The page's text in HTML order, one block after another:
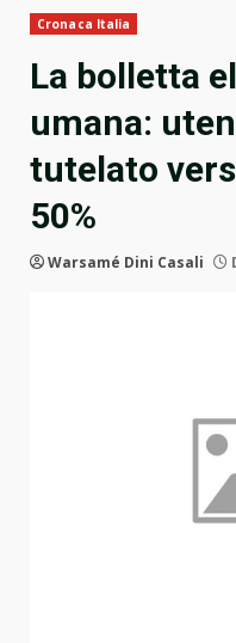
Cronaca Italia
La bolletta
umana:
tutelato
50%
Warsamé Dini Casali